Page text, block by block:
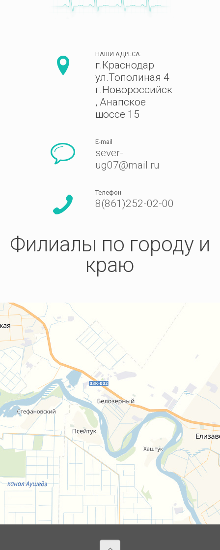
НАШИ АДРЕСА:
г.Краснодар
ул.Тополиная 4
г.Новороссийск
, Анапское
шоссе 15
E-mail
sever-
ug07@mail.ru
Телефон
8(861)252-02-00
Филиалы по городу и
краю